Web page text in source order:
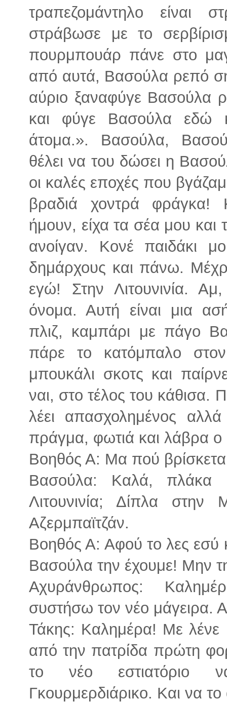
τραπεζομάντηλο είναι
στράβωσε με το
πουρμπουάρ πάνε στο
από αυτά, Βασούλα ρεπό
αύριο ξαναφύγε Βασούλα
και φύγε Βασούλα εδώ
άτομα.». Βασούλα,
θέλει να του δώσει η
οι καλές εποχές που
βραδιά χοντρά φράγκα!
ήμουν, είχα τα σέα μου
ανοίγαν. Κονέ παιδάκι
δημάρχους και πάνω.
εγώ! Στην Λιτουνινία.
όνομα. Αυτή είναι μια
πλιζ, καμπάρι με πάγο
πάρε το κατόμπαλο
μπουκάλι σκοτς και
ναι, στο τέλος του κάθισα.
λέει απασχολημένος
πράγμα, φωτιά και λάβρα
Βοηθός Α: Μα πού
Βασούλα: Καλά, πλάκα
Λιτουνινία; Δίπλα
Αζερμπαϊτζάν.
Βοηθός Α: Αφού το λες εσύ
Βασούλα την έχουμε! Μην
Αχυράνθρωπος:
συστήσω τον νέο μάγειρα.
Τάκης: Καλημέρα! Με
από την πατρίδα πρώτη
το νέο εστιατόριο
Γκουρμερδιάρικο. Και να